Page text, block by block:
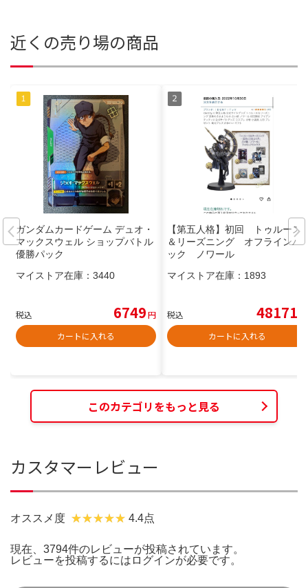
近くの売り場の商品
ガンダムカードゲーム デュオ・
マックスウェル ショップバトル
優勝パック
マイストア在庫： 3440
税込 6749円
カートに入れる
【第五人格】初回 トゥルース
＆リーズニング オフラインパ
ック ノワール
マイストア在庫： 1893
税込 48171
カートに入れる
このカテゴリをもっと見る
カスタマーレビュー
オススメ度 4.4点
現在、3794件のレビューが投稿されています。
レビューを投稿するには ログインが必要です。